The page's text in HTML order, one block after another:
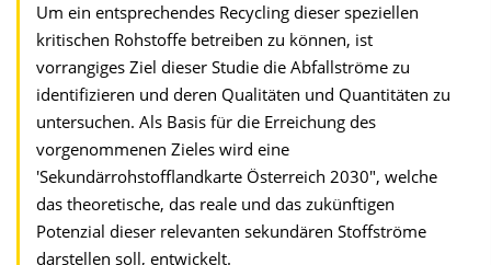
Um ein entsprechendes Recycling dieser speziellen
kritischen Rohstoffe betreiben zu können, ist
vorrangiges Ziel dieser Studie die Abfallströme zu
identifizieren und deren Qualitäten und Quantitäten zu
untersuchen. Als Basis für die Erreichung des
vorgenommenen Zieles wird eine
'Sekundärrohstofflandkarte Österreich 2030", welche
das theoretische, das reale und das zukünftigen
Potenzial dieser relevanten sekundären Stoffströme
darstellen soll, entwickelt.